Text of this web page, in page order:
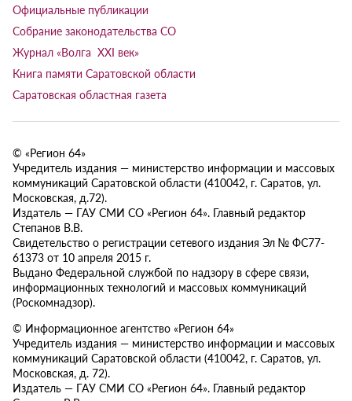
Официальные публикации
Собрание законодательства СО
Журнал «Волга XXI век»
Книга памяти Саратовской области
Саратовская областная газета
© «Регион 64»
Учредитель издания — министерство информации и массовых
коммуникаций Саратовской области (410042, г. Саратов, ул.
Московская, д.72).
Издатель — ГАУ СМИ СО «Регион 64». Главный редактор
Степанов В.В.
Свидетельство о регистрации сетевого издания Эл № ФС77-
61373 от 10 апреля 2015 г.
Выдано Федеральной службой по надзору в сфере связи,
информационных технологий и массовых коммуникаций
(Роскомнадзор).
© Информационное агентство «Регион 64»
Учредитель издания — министерство информации и массовых
коммуникаций Саратовской области (410042, г. Саратов, ул.
Московская, д. 72).
Издатель — ГАУ СМИ СО «Регион 64». Главный редактор